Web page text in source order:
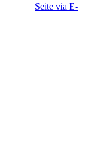
Seite via E-